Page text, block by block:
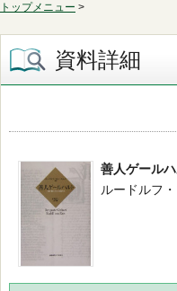
トップメニュー >
資料詳細
善人ゲール
ルードルフ